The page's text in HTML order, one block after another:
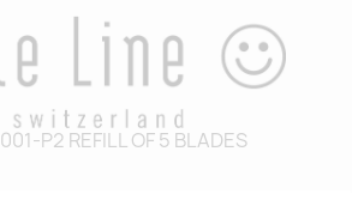
P2 REFILL OF 5 BLADES